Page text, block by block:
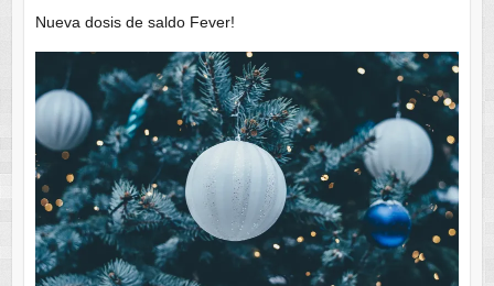
Nueva dosis de saldo Fever!